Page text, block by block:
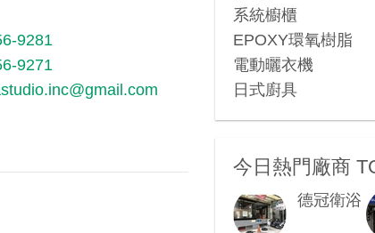
9281
9271
系統櫥櫃
EPOXY環氧樹脂
電動曬衣機
日式廚具
今日熱門廠商
德冠衛浴